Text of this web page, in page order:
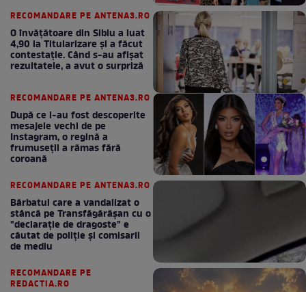
RECOMANDARE PE ANTENA3.RO
O învățătoare din Sibiu a luat
4,90 la Titularizare și a făcut
contestație. Când s-au afișat
rezultatele, a avut o surpriză
RECOMANDARE PE ANTENA3.RO
După ce i-au fost descoperite
mesajele vechi de pe
Instagram, o regină a
frumuseții a rămas fără
coroană
RECOMANDARE PE ANTENA3.RO
Bărbatul care a vandalizat o
stâncă pe Transfăgărășan cu o
"declaraţie de dragoste" e
căutat de poliție și comisarii
de mediu
RECOMANDARE PE
REDACTIA.RO